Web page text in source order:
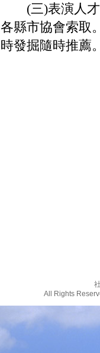
(三)表演人才
各縣市協會索取
時發掘隨時推薦
All Rights